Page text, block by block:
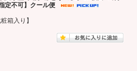
定不可】クール便
箱入り】